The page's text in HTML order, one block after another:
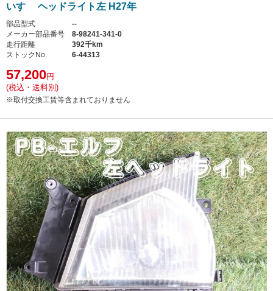
いすゞ ヘッドライト左 H27年
部品型式
--
メーカー部品番号
8-98241-341-0
走行距離
392千km
ストックNo.
6-44313
57,200円
(税込・送料別)
※取付交換工賃等含まれておりません